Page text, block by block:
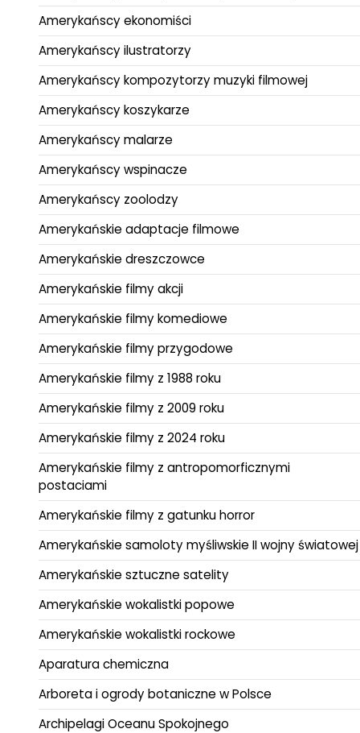
Amerykańscy ekonomiści
Amerykańscy ilustratorzy
Amerykańscy kompozytorzy muzyki filmowej
Amerykańscy koszykarze
Amerykańscy malarze
Amerykańscy wspinacze
Amerykańscy zoolodzy
Amerykańskie adaptacje filmowe
Amerykańskie dreszczowce
Amerykańskie filmy akcji
Amerykańskie filmy komediowe
Amerykańskie filmy przygodowe
Amerykańskie filmy z 1988 roku
Amerykańskie filmy z 2009 roku
Amerykańskie filmy z 2024 roku
Amerykańskie filmy z antropomorficznymi
postaciami
Amerykańskie filmy z gatunku horror
Amerykańskie samoloty myśliwskie II wojny światowej
Amerykańskie sztuczne satelity
Amerykańskie wokalistki popowe
Amerykańskie wokalistki rockowe
Aparatura chemiczna
Arboreta i ogrody botaniczne w Polsce
Archipelagi Oceanu Spokojnego